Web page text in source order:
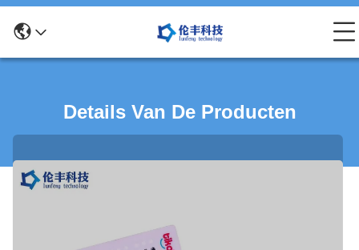
Details Van De Producten